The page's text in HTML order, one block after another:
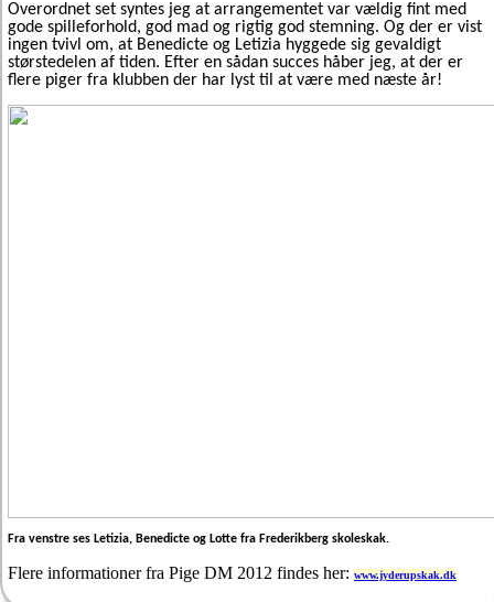
Overordnet set syntes jeg at arrangementet var vældig fint med
gode spilleforhold, god mad og rigtig god stemning. Og der er vist
ingen tvivl om, at Benedicte og Letizia hyggede sig gevaldigt
størstedelen af tiden. Efter en sådan succes håber jeg, at der er
flere piger fra klubben der har lyst til at være med næste år!
Fra venstre ses Letizia, Benedicte og Lotte fra Frederikberg skoleskak.
Flere informationer fra Pige DM 2012 findes her: www.jyderupskak.dk